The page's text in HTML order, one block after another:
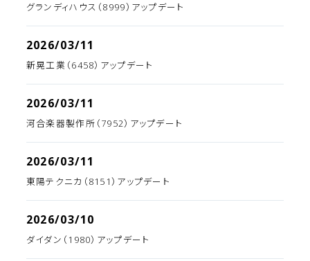
グランディハウス（8999）アップデート
2026/03/11
新晃工業（6458）アップデート
2026/03/11
河合楽器製作所（7952）アップデート
2026/03/11
東陽テクニカ（8151）アップデート
2026/03/10
ダイダン（1980）アップデート